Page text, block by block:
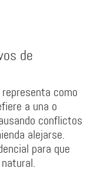
de
como
a una o
conflictos
alejarse.
para que